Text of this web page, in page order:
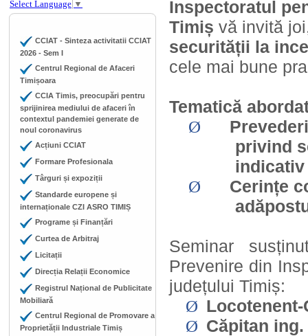
Select Language ▼
CCIAT - Sinteza activitatii CCIAT
2026 - Sem I
Centrul Regional de Afaceri
Timișoara
CCIA Timis, preocupări pentru
sprijinirea mediului de afaceri în
contextul pandemiei generate de
noul coronavirus
Acțiuni CCIAT
Formare Profesionala
Târguri și expoziții
Standarde europene și
internaționale CZI ASRO TIMIȘ
Programe și Finanțări
Curtea de Arbitraj
Licitații
Direcția Relații Economice
Registrul Național de Publicitate
Mobiliară
Centrul Regional de Promovare a
Proprietății Industriale Timiș
Inspectoratul
Timiș vă invită
securității la
cele mai bune
Tematică
Ø
privind
indicativ
Ø
Cerințe
Seminar
Prevenire din
județului Timiș:
Ø Locotenent-
Ø Căpitan ing.